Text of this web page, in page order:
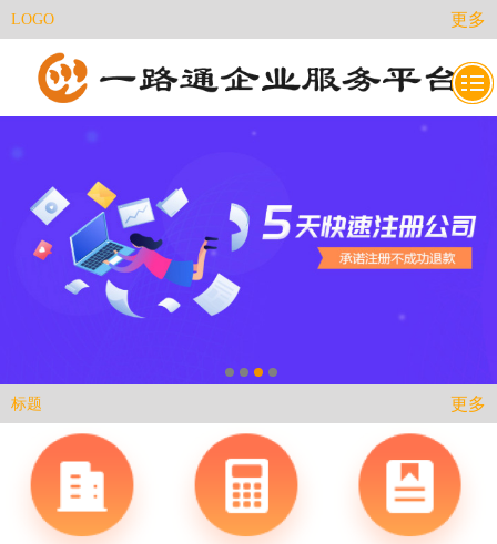
LOGO 更多
标题 更多